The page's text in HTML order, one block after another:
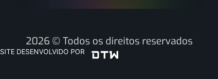
2026 © Todos os direitos reservados
SITE DESENVOLVIDO POR